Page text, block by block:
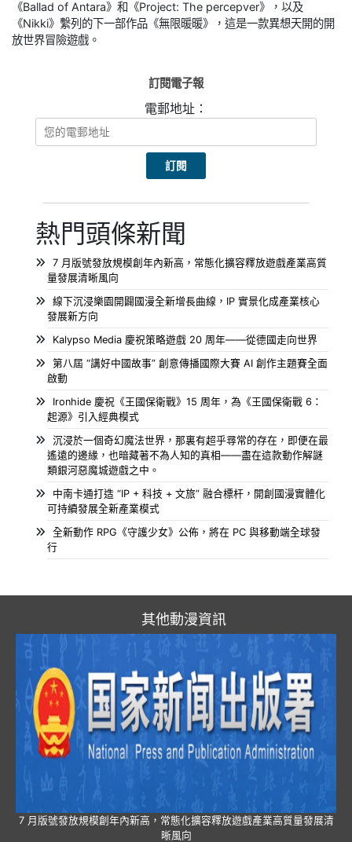
《Ballad of Antara》和《Project: The percepver》，以及
《Nikki》繫列的下一部作品《無限暖暖》，這是一款異想天開的開
放世界冒險遊戲。
訂閱電子報
電郵地址：
熱門頭條新聞
7 月版號發放規模創年內新高，常態化擴容釋放遊戲產業高質
量發展清晰風向
線下沉浸樂園開闢國漫全新增長曲線，IP 實景化成產業核心
發展新方向
Kalypso Media 慶祝策略遊戲 20 周年——從德國走向世界
第八屆 “講好中國故事” 創意傳播國際大賽 AI 創作主題賽全面
啟動
Ironhide 慶祝《王國保衛戰》15 周年，為《王國保衛戰 6：
起源》引入經典模式
沉浸於一個奇幻魔法世界，那裏有超乎尋常的存在，即便在最
遙遠的邊緣，也暗藏著不為人知的真相——盡在這款動作解謎
類銀河惡魔城遊戲之中。
中南卡通打造 “IP + 科技 + 文旅” 融合標杆，開創國漫實體化
可持續發展全新產業模式
全新動作 RPG《守護少女》公佈，將在 PC 與移動端全球發
行
其他動漫資訊
7 月版號發放規模創年內新高，常態化擴容釋放遊戲產業高質量發展清
晰風向